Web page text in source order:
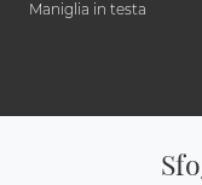
Maniglia in testa